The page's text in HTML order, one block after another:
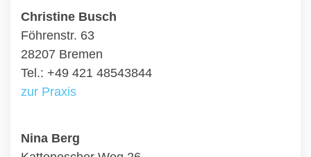
Christine Busch
Föhrenstr. 63
28207 Bremen
Tel.: +49 421 48543844
zur Praxis
Nina Berg